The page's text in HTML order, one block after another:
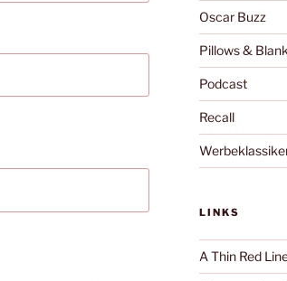
Oscar Buzz
Pillows &
Podcast
Recall
LINKS
A Thin Red